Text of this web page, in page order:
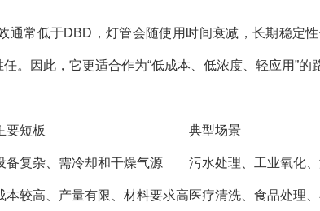
通常低于DBD，灯管会随使用时间衰减，长期稳定
。因此，它更适合作为“低成本、低浓度、轻应用”的
要短板 典型场景
备复杂、需冷却和干燥气源 污水处理、工业氧化
本较高、产量有限、材料要求高医疗清洗、食品处理